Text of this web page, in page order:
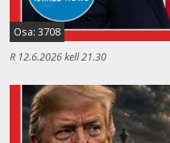
Osa: 3708
R 12.6.2026 kell 21.30